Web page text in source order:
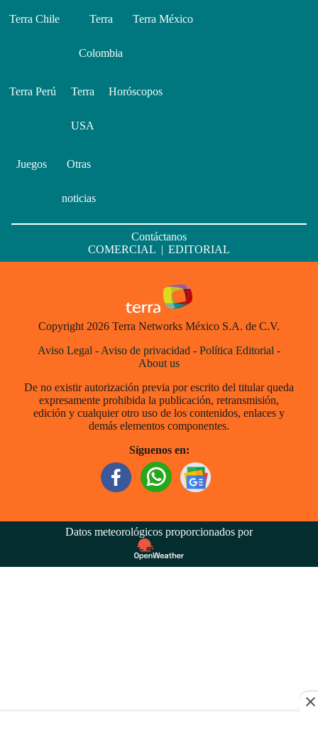
Terra Chile Terra
Colombia
Terra México
Terra Perú Terra
USA
Horóscopos
Juegos Otras
noticias
Contáctanos
COMERCIAL | EDITORIAL
Copyright 2026 Terra Networks México S.A. de C.V.
Aviso Legal - Aviso de privacidad - Política Editorial -
About us
De no existir autorización previa por escrito del titular queda
expresamente prohibida la publicación, retransmisión,
edición y cualquier otro uso de los contenidos, enlaces y
demás elementos componentes.
Síguenos en:
Datos meteorológicos proporcionados por